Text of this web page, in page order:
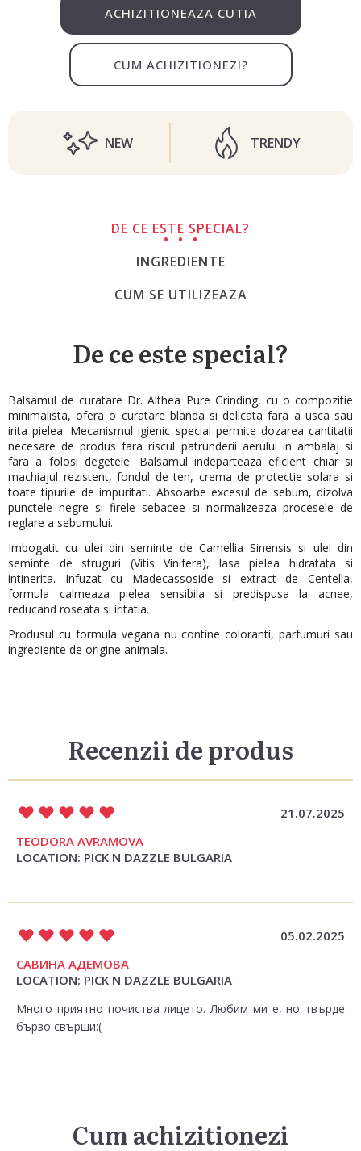
ACHIZITIONEAZA CUTIA
CUM ACHIZITIONEZI?
NEW TRENDY
DE CE ESTE SPECIAL?
INGREDIENTE
CUM SE UTILIZEAZA
De ce este special?
Balsamul de curatare Dr. Althea Pure Grinding, cu o compozitie
minimalista, ofera o curatare blanda si delicata fara a usca sau
irita pielea. Mecanismul igienic special permite dozarea cantitatii
necesare de produs fara riscul patrunderii aerului in ambalaj si
fara a folosi degetele. Balsamul indeparteaza eficient chiar si
machiajul rezistent, fondul de ten, crema de protectie solara si
toate tipurile de impuritati. Absoarbe excesul de sebum, dizolva
punctele negre si firele sebacee si normalizeaza procesele de
reglare a sebumului.
Imbogatit cu ulei din seminte de Camellia Sinensis si ulei din
seminte de struguri (Vitis Vinifera), lasa pielea hidratata si
intinerita. Infuzat cu Madecassoside si extract de Centella,
formula calmeaza pielea sensibila si predispusa la acnee,
reducand roseata si iritatia.
Produsul cu formula vegana nu contine coloranti, parfumuri sau
ingrediente de origine animala.
Recenzii de produs
21.07.2025
TEODORA AVRAMOVA
LOCATION: PICK N DAZZLE BULGARIA
05.02.2025
САВИНА АДЕМОВА
LOCATION: PICK N DAZZLE BULGARIA
Много приятно почиства лицето. Любим ми е, но твърде
бързо свърши:(
Cum achizitionezi